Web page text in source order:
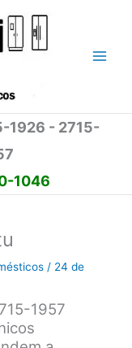
1926 - 2715-
1046
/ 24 de
1957